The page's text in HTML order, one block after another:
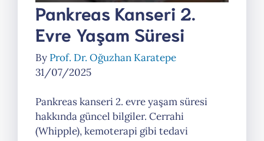
Pankreas Kanseri 2.
Evre Yaşam Süresi
By Prof. Dr. Oğuzhan Karatepe
31/07/2025
Pankreas kanseri 2. evre yaşam süresi
hakkında güncel bilgiler. Cerrahi
(Whipple), kemoterapi gibi tedavi